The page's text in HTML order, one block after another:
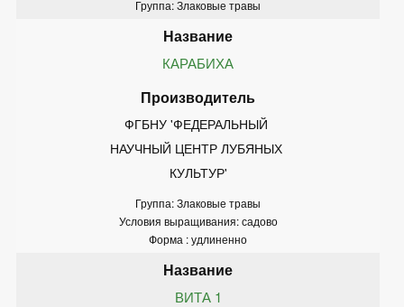
Группа: Злаковые травы
КАРАБИХА
ФГБНУ 'ФЕДЕРАЛЬНЫЙ
НАУЧНЫЙ ЦЕНТР ЛУБЯНЫХ
КУЛЬТУР'
Группа: Злаковые травы
Условия выращивания: садово
Форма : удлиненно
ВИТА 1